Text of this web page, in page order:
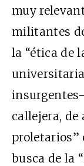
muy
militantes
la “ética de
callejera, de
proletarios”
busca de la